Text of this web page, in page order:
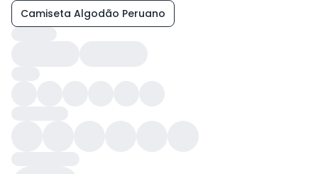
Camiseta Algodão Peruano